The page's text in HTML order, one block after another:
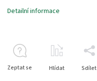
Detailní informace
Zeptat se Hlídat Sdílet